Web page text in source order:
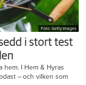
Foto: Getty Images
i stort test
hem. I Hem & Hyras
– och vilken som